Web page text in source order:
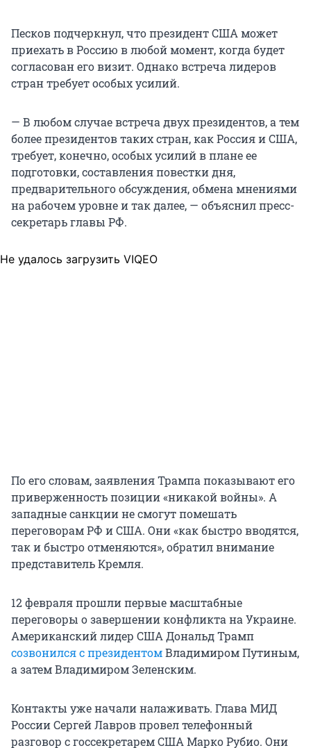
Песков подчеркнул, что президент США может
приехать в Россию в любой момент, когда будет
согласован его визит. Однако встреча лидеров
стран требует особых усилий.
— В любом случае встреча двух президентов, а тем
более президентов таких стран, как Россия и США,
требует, конечно, особых усилий в плане ее
подготовки, составления повестки дня,
предварительного обсуждения, обмена мнениями
на рабочем уровне и так далее, — объяснил пресс-
секретарь главы РФ.
Не удалось загрузить VIQEO
По его словам, заявления Трампа показывают его
приверженность позиции «никакой войны». А
западные санкции не смогут помешать
переговорам РФ и США. Они «как быстро вводятся,
так и быстро отменяются», обратил внимание
представитель Кремля.
12 февраля прошли первые масштабные
переговоры о завершении конфликта на Украине.
Американский лидер США Дональд Трамп
созвонился с президентомВладимиром Путиным,
а затем Владимиром Зеленским.
Контакты уже начали налаживать. Глава МИД
России Сергей Лавров провел телефонный
разговор с госсекретарем США Марко Рубио. Они